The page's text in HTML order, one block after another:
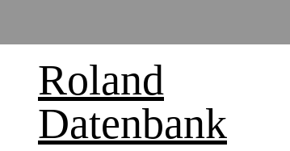
Roland
Datenbank